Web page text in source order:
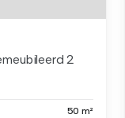
2
50 m²